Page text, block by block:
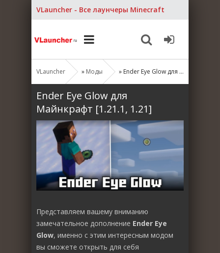
VLauncher - Все лаунчеры Minecraft
VLauncher » Моды » Ender Eye Glow для Майнкрафт [1.21.1, 1.21]
Ender Eye Glow для
Майнкрафт [1.21.1, 1.21]
Представляем вашему вниманию
замечательное дополнение Ender Eye
Glow, именно с этим интересным модом
вы сможете открыть для себя